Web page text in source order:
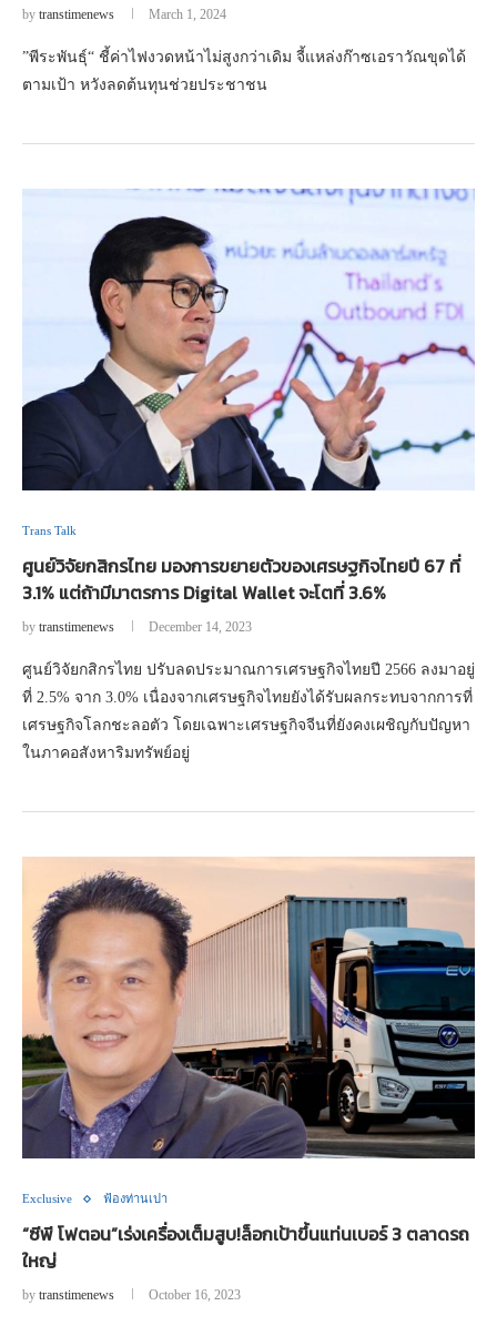
by transtimenews March 1, 2024
”พีระพันธุ์“ ชี้ค่าไฟงวดหน้าไม่สูงกว่าเดิม จี้แหล่งก๊าซเอราวัณขุดได้
ตามเป้า หวังลดต้นทุนช่วยประชาชน
Trans Talk
ศูนย์วิจัยกสิกรไทย มองการขยายตัวของเศรษฐกิจไทยปี 67 ที่
3.1% แต่ถ้ามีมาตรการ Digital Wallet จะโตที่ 3.6%
by transtimenews December 14, 2023
ศูนย์วิจัยกสิกรไทย ปรับลดประมาณการเศรษฐกิจไทยปี 2566 ลงมาอยู่
ที่ 2.5% จาก 3.0% เนื่องจากเศรษฐกิจไทยยังได้รับผลกระทบจากการที่
เศรษฐกิจโลกชะลอตัว โดยเฉพาะเศรษฐกิจจีนที่ยังคงเผชิญกับปัญหา
ในภาคอสังหาริมทรัพย์อยู่
Exclusive ฟ้องท่านเปา
“ซีพี โฟตอน”เร่งเครื่องเต็มสูบ!ล็อกเป้าขึ้นแท่นเบอร์ 3 ตลาดรถ
ใหญ่
by transtimenews October 16, 2023